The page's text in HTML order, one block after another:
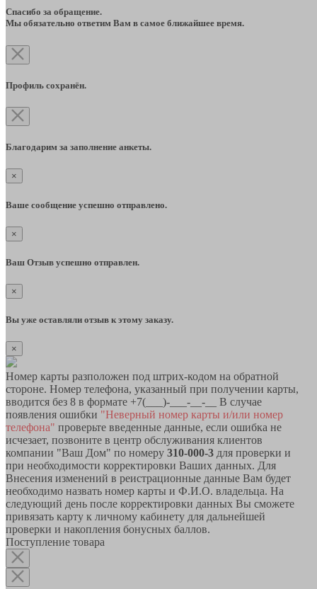
Спасибо за обращение.
Мы обязательно ответим Вам в самое ближайшее время.
Профиль сохранён.
Благодарим за заполнение анкеты.
×
Ваше сообщение успешно отправлено.
×
Ваш Отзыв успешно отправлен.
×
Вы уже оставляли отзыв к этому заказу.
×
Номер карты разположен под штрих-кодом на обратной
стороне. Номер телефона, указанный при получении карты,
вводится без 8 в формате +7(___)-___-__-__ В случае
появления ошибки "Неверный номер карты и/или номер
телефона" проверьте введенные данные, если ошибка не
исчезает, позвоните в центр обслуживания клиентов
компании "Ваш Дом" по номеру 310-000-3 для проверки и
при необходимости корректировки Ваших данных. Для
Внесения изменений в реистрационные данные Вам будет
необходимо назвать номер карты и Ф.И.О. владельца. На
следующий день после корректировки данных Вы сможете
привязать карту к личному кабинету для дальнейшей
проверки и накопления бонусных баллов.
Поступление товара